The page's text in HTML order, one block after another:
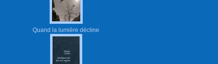
Quand la lumière décline